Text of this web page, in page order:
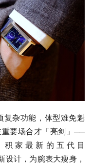
杂功能，体型难免魁
要场合才「亮剑」──
家最新的五代目
计，为腕表大瘦身，